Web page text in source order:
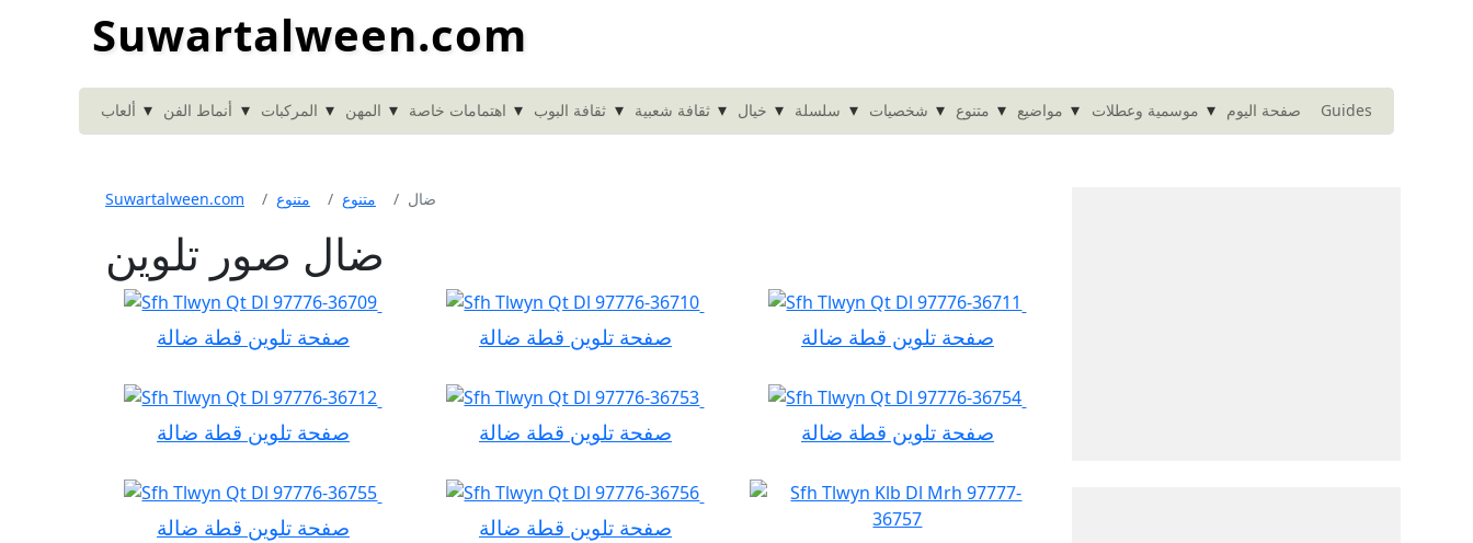
Suwartalween.com
ألعاب ▾ أنماط الفن ▾ المركبات ▾ المهن ▾ اهتمامات خاصة ▾ ثقافة البوب ▾ ثقافة شعبية ▾ خيال ▾ سلسلة ▾ شخصيات ▾ متنوع ▾ مواضيع ▾ موسمية وعطلات ▾ صفحة اليوم Guides
Suwartalween.com متنوع متنوع ضال
ضال صور تلوين
صفحة تلوين قطة ضالة صفحة تلوين قطة ضالة صفحة تلوين قطة ضالة
صفحة تلوين قطة ضالة صفحة تلوين قطة ضالة صفحة تلوين قطة ضالة
صفحة تلوين قطة ضالة
صفحة تلوين قطة ضالة